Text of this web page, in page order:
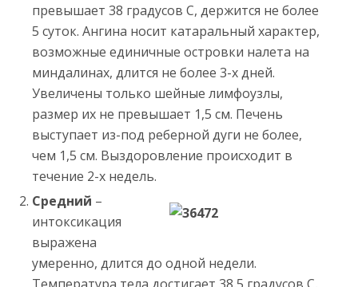
превышает 38 градусов С, держится не более
5 суток. Ангина носит катаральный характер,
возможные единичные островки налета на
миндалинах, длится не более 3-х дней.
Увеличены только шейные лимфоузлы,
размер их не превышает 1,5 см. Печень
выступает из-под реберной дуги не более,
чем 1,5 см. Выздоровление происходит в
течение 2-х недель.
Средний –
интоксикация
выражена
умеренно, длится до одной недели.
Температура тела достигает 38,5 градусов С,